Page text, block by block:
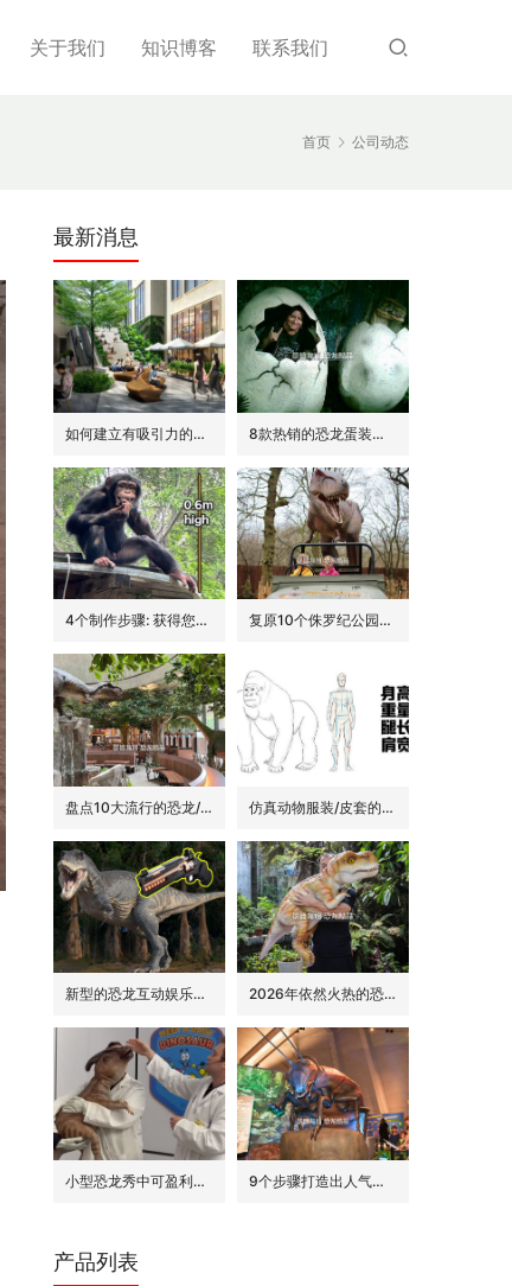
关于我们 知识博客 联系我们
首页 公司动态
最新消息
如何建立有吸引力的商场外围(恐龙或流行主题) 8款热销的恐龙蛋装饰(模型/雕塑)供参考
4个制作步骤: 获得您的动物手偶 复原10个侏罗纪公园里的经典恐龙品种
盘点10大流行的恐龙/侏罗纪主题花园餐吧的景观装饰 仿真动物服装/皮套的6大卖点
新型的恐龙互动娱乐设备/设施: 激光枪射击启动恐龙 2026年依然火热的恐龙手偶道具
小型恐龙秀中可盈利的7种模式 9个步骤打造出人气旺的巨型昆虫世界展
产品列表